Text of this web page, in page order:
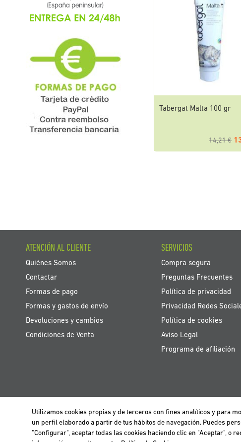
Utilizamos cookies propias y de terceros para realizar el análisis de la
información clica
Tabergat Malta 100 gr
14,21 €
ATENCIÓN AL CLIENTE
Quiénes Somos
Contactar
Formas de pago
Formas y gastos de envío
Devoluciones y cambios
Condiciones de Venta
SERVICIOS
Compra segura
Preguntas Frecuentes
Política de privacidad
Privacidad Redes
Política de cookies
Aviso Legal
Programa de afiliación
BELGIË / BELGIQUE
Utilizamos cookies propias y de terceros con fines analíticos y para
un perfil elaborado a partir de tus hábitos de navegación. Puedes
"Configurar", aceptar todas las cookies haciendo clic en "Aceptar", o